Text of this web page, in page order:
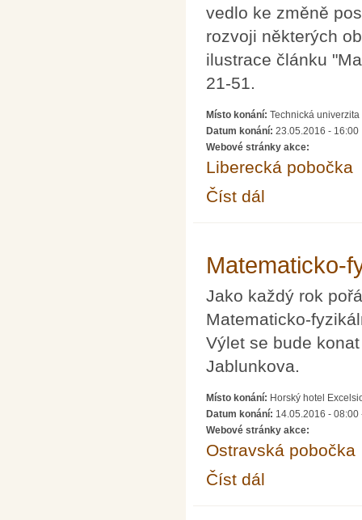
vedlo ke změně
rozvoji některých
ilustrace článku
21-51.
Místo konání: Technická
Datum konání: 23.05.2016 - 16:00
Webové stránky akce:
Liberecká pobočka
Číst dál
Matematicko-
Jako každý rok
Matematicko-
Výlet se bude
Jablunkova.
Místo konání: Horský hotel
Datum konání: 14.05.2016 - 08:00
Webové stránky akce:
Ostravská pobočka
Číst dál